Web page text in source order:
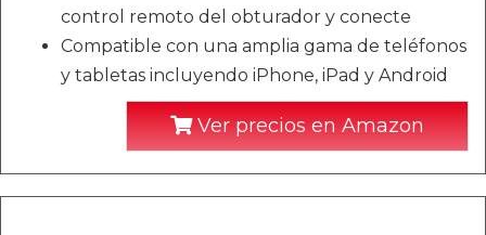
control remoto del obturador y conecte
Compatible con una amplia gama de teléfonos
y tabletas incluyendo iPhone, iPad y Android
Ver precios en Amazon